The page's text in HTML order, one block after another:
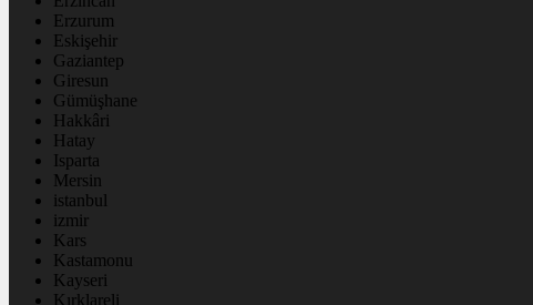
Erzurum
Eskişehir
Gaziantep
Giresun
Gümüşhane
Hakkâri
Hatay
Isparta
Mersin
istanbul
izmir
Kars
Kastamonu
Kayseri
Kırklareli